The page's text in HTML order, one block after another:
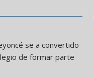
se a convertido
de formar parte